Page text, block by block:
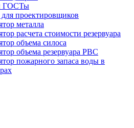
ГОСТы
проектировщиков
металла
расчета стоимости резервуара
объема силоса
объема резервуара РВС
пожарного запаса воды в